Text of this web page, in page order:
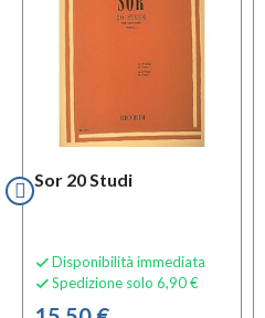
Sor 20 Studi
 Disponibilità immediata
 Spedizione solo 6,90 €